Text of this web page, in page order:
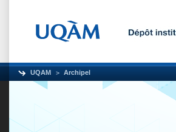
UQAM Archipel